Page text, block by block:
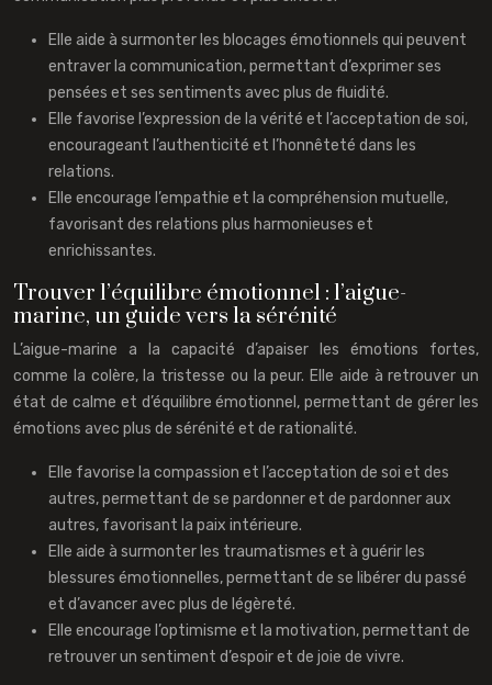
Elle aide à surmonter les blocages émotionnels qui peuvent
entraver la communication, permettant d’exprimer ses
pensées et ses sentiments avec plus de fluidité.
Elle favorise l’expression de la vérité et l’acceptation de soi,
encourageant l’authenticité et l’honnêteté dans les
relations.
Elle encourage l’empathie et la compréhension mutuelle,
favorisant des relations plus harmonieuses et
enrichissantes.
Trouver l’équilibre émotionnel : l’aigue-
marine, un guide vers la sérénité
L’aigue-marine a la capacité d’apaiser les émotions fortes,
comme la colère, la tristesse ou la peur. Elle aide à retrouver un
état de calme et d’équilibre émotionnel, permettant de gérer les
émotions avec plus de sérénité et de rationalité.
Elle favorise la compassion et l’acceptation de soi et des
autres, permettant de se pardonner et de pardonner aux
autres, favorisant la paix intérieure.
Elle aide à surmonter les traumatismes et à guérir les
blessures émotionnelles, permettant de se libérer du passé
et d’avancer avec plus de légèreté.
Elle encourage l’optimisme et la motivation, permettant de
retrouver un sentiment d’espoir et de joie de vivre.